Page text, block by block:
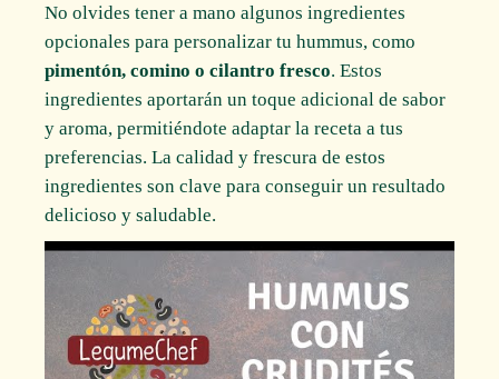
No olvides tener a mano algunos ingredientes
opcionales para personalizar tu hummus, como
pimentón, comino o cilantro fresco. Estos
ingredientes aportarán un toque adicional de sabor
y aroma, permitiéndote adaptar la receta a tus
preferencias. La calidad y frescura de estos
ingredientes son clave para conseguir un resultado
delicioso y saludable.